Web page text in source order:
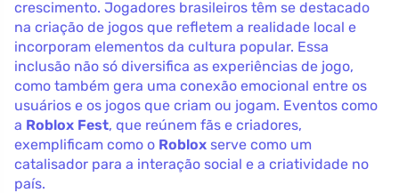
crescimento. Jogadores brasileiros têm se destacado
na criação de jogos que refletem a realidade local e
incorporam elementos da cultura popular. Essa
inclusão não só diversifica as experiências de jogo,
como também gera uma conexão emocional entre os
usuários e os jogos que criam ou jogam. Eventos como
a Roblox Fest, que reúnem fãs e criadores,
exemplificam como o Roblox serve como um
catalisador para a interação social e a criatividade no
país.